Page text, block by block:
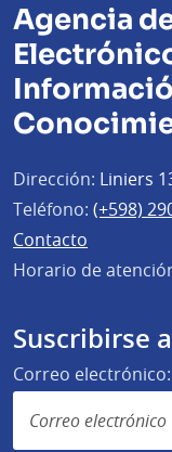
Agencia
Dirección: Liniers
Teléfono: (+598)
Contacto
Horario de
Suscribirse
Correo electrónico: